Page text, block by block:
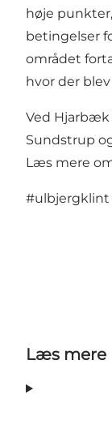
høje
betingelser
området
hvor der
Ved Hjarbæk
Sundstrup
Læs mere
#ulbjergklint
Læs mere